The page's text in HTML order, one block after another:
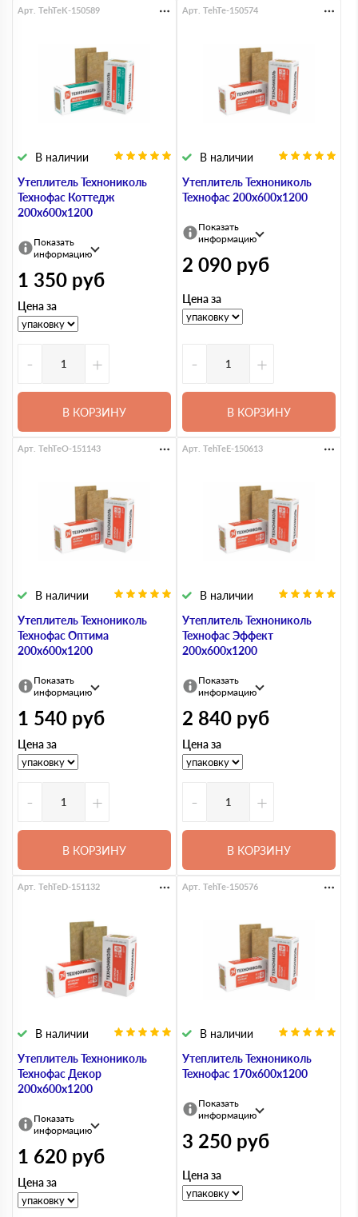
Утеплитель Технониколь
Технофас Коттедж
200х600х1200
В наличии
Арт. TehTeK-150589
Показать
информацию
1 350 руб
Цена за
- +
В КОРЗИНУ
Утеплитель Технониколь
Технофас 200х600х1200
В наличии
Арт. TehTe-150574
Показать
информацию
2 090 руб
Цена за
- +
В КОРЗИНУ
Утеплитель Технониколь
Технофас Оптима
200х600х1200
В наличии
Арт. TehTeO-151143
Показать
информацию
1 540 руб
Цена за
- +
В КОРЗИНУ
Утеплитель Технониколь
Технофас Эффект
200х600х1200
В наличии
Арт. TehTeE-150613
Показать
информацию
2 840 руб
Цена за
- +
В КОРЗИНУ
Утеплитель Технониколь
Технофас Декор
200х600х1200
В наличии
Арт. TehTeD-151132
Показать
информацию
1 620 руб
Цена за
Утеплитель Технониколь
Технофас 170х600х1200
В наличии
Арт. TehTe-150576
Показать
информацию
3 250 руб
Цена за